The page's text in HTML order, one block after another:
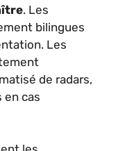
. Les
bilingues
Les
de radars,
en cas